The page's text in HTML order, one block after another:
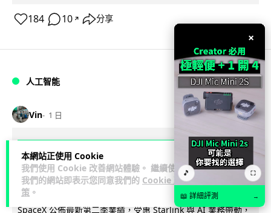
本網站正使用 Cookie
我們使用 Cookie 改善網站體驗。 繼續使用
我們的網站即表示您同意我們的 Cookie 政
策 。
184 10 ↗ 分享
人工智能
Vin 1 日
Elon Musk: SpaceX 將挑戰萬億年收
入 目標明年數據中心上太空 Starlink 覆
蓋全球170國
SpaceX 公佈最新第二季業績，受惠 Starlink 與 AI 業務帶動，
×
🎵 ⛶
📖 詳細評測 →